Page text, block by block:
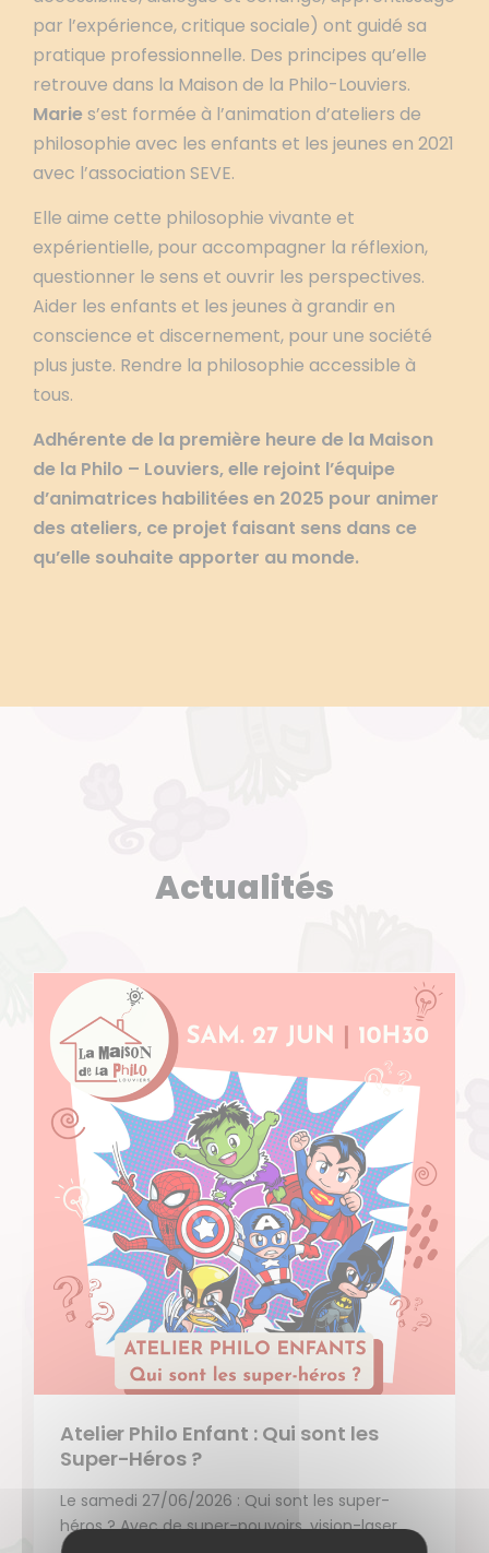
par l’expérience, critique sociale) ont guidé sa
pratique professionnelle. Des principes qu’elle
retrouve dans la Maison de la Philo-Louviers.
Marie s’est formée à l’animation d’ateliers de
philosophie avec les enfants et les jeunes en 2021
avec l’association SEVE.
Elle aime cette philosophie vivante et
expérientielle, pour accompagner la réflexion,
questionner le sens et ouvrir les perspectives.
Aider les enfants et les jeunes à grandir en
conscience et discernement, pour une société
plus juste. Rendre la philosophie accessible à
tous.
Adhérente de la première heure de la Maison
de la Philo – Louviers, elle rejoint l’équipe
d’animatrices habilitées en 2025 pour animer
des ateliers, ce projet faisant sens dans ce
qu’elle souhaite apporter au monde.
Actualités
Atelier Philo Enfant : Qui sont les
Super-Héros ?
Le samedi 27/06/2026 : Qui sont les super-
héros ? Avec de super-pouvoirs, vision-laser